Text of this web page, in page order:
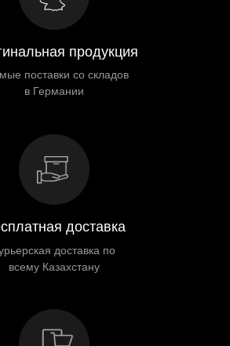
продукция
поставки со складов
в Германии
доставка
доставка по
всему Казахстану